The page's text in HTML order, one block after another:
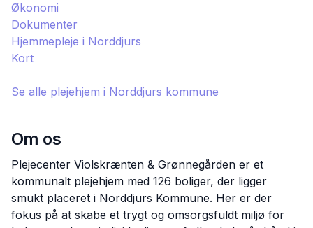
Økonomi
Dokumenter
Hjemmepleje i Norddjurs
Kort
Se alle plejehjem i Norddjurs kommune
Om os
Plejecenter Violskrænten & Grønnegården er et
kommunalt plejehjem med 126 boliger, der ligger
smukt placeret i Norddjurs Kommune. Her er der
fokus på at skabe et trygt og omsorgsfuldt miljø for